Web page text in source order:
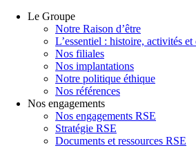
Le Groupe
Notre Raison d’être
L’essentiel : histoire, activités
Nos filiales
Nos implantations
Notre politique éthique
Nos références
Nos engagements
Nos engagements RSE
Stratégie RSE
Documents et ressources RSE